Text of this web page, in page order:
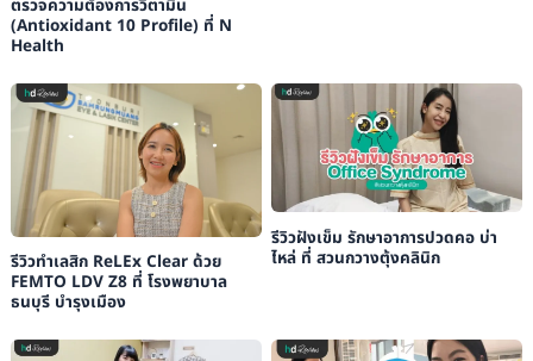
ตรวจความต้องการวิตามิน
(Antioxidant 10 Profile) ที่ N
Health
รีวิวทำเลสิก ReLEx Clear ด้วย
FEMTO LDV Z8 ที่ โรงพยาบาล
ธนบุรี บำรุงเมือง
รีวิวฝังเข็ม รักษาอาการปวดคอ บ่า
ไหล่ ที่ สวนกวางตุ้งคลินิก